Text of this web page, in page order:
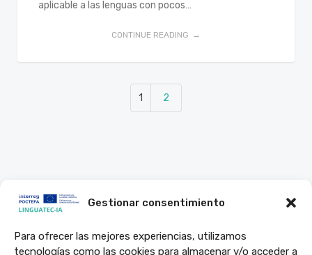
Gestionar consentimiento
Para ofrecer las mejores experiencias, utilizamos
tecnologías como las cookies para almacenar y/o acceder a
aplicable a las lenguas con pocos…
CONTINUE READING
1 2